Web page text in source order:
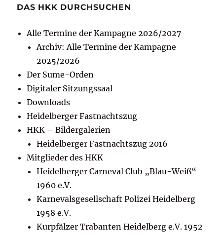
DAS HKK DURCHSUCHEN
Alle Termine der Kampagne 2026/2027
Archiv: Alle Termine der Kampagne
2025/2026
Der Sume-Orden
Digitaler Sitzungssaal
Downloads
Heidelberger Fastnachtszug
HKK – Bildergalerien
Heidelberger Fastnachtszug 2016
Mitglieder des HKK
Heidelberger Carneval Club „Blau-Weiß“
1960 e.V.
Karnevalsgesellschaft Polizei Heidelberg
1958 e.V.
Kurpfälzer Trabanten Heidelberg e.V. 1952